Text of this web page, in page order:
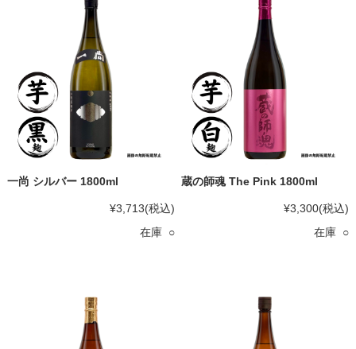
一尚 シルバー 1800ml
¥3,713(税込)
在庫 ○
蔵の師魂 The Pink 1800ml
¥3,300(税込)
在庫 ○